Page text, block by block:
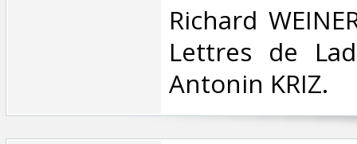
Richard
Lettres de
Antonin KRIZ.‎